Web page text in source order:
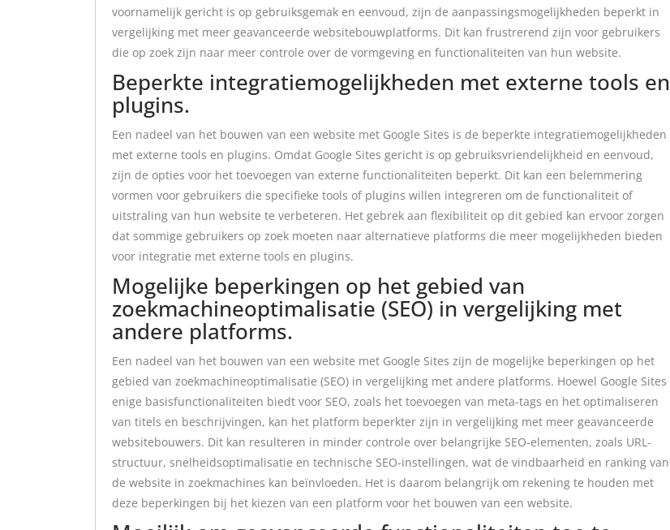
voornamelijk gericht is op gebruiksgemak en eenvoud, zijn de aanpassingsmogelijkheden beperkt in
vergelijking met meer geavanceerde websitebouwplatforms. Dit kan frustrerend zijn voor gebruikers
die op zoek zijn naar meer controle over de vormgeving en functionaliteiten van hun website.
Beperkte integratiemogelijkheden met externe tools en
plugins.
Een nadeel van het bouwen van een website met Google Sites is de beperkte integratiemogelijkheden
met externe tools en plugins. Omdat Google Sites gericht is op gebruiksvriendelijkheid en eenvoud,
zijn de opties voor het toevoegen van externe functionaliteiten beperkt. Dit kan een belemmering
vormen voor gebruikers die specifieke tools of plugins willen integreren om de functionaliteit of
uitstraling van hun website te verbeteren. Het gebrek aan flexibiliteit op dit gebied kan ervoor zorgen
dat sommige gebruikers op zoek moeten naar alternatieve platforms die meer mogelijkheden bieden
voor integratie met externe tools en plugins.
Mogelijke beperkingen op het gebied van
zoekmachineoptimalisatie (SEO) in vergelijking met
andere platforms.
Een nadeel van het bouwen van een website met Google Sites zijn de mogelijke beperkingen op het
gebied van zoekmachineoptimalisatie (SEO) in vergelijking met andere platforms. Hoewel Google Sites
enige basisfunctionaliteiten biedt voor SEO, zoals het toevoegen van meta-tags en het optimaliseren
van titels en beschrijvingen, kan het platform beperkter zijn in vergelijking met meer geavanceerde
websitebouwers. Dit kan resulteren in minder controle over belangrijke SEO-elementen, zoals URL-
structuur, snelheidsoptimalisatie en technische SEO-instellingen, wat de vindbaarheid en ranking van
de website in zoekmachines kan beïnvloeden. Het is daarom belangrijk om rekening te houden met
deze beperkingen bij het kiezen van een platform voor het bouwen van een website.